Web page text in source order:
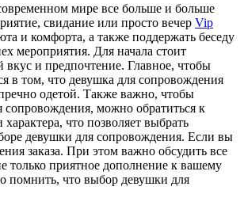
мире все больше и больше
свидание или просто вечер Vip
и комфорта, а также поддержать беседу
мероприятия. Для начала стоит
и предпочтение. Главное, чтобы
в том, что девушка для сопровождения
одетой. Также важно, чтобы
сопровождения, можно обратиться к
что позволяет выбрать
девушки для сопровождения. Если вы
заказа. При этом важно обсудить все
только приятное дополнение к вашему
помнить, что выбор девушки для